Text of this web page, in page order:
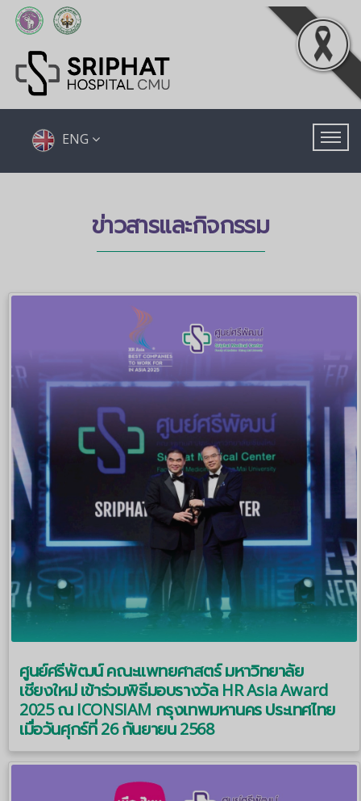
ENG
ข่าวสารและกิจกรรม
ศูนย์ศรีพัฒน์ คณะแพทยศาสตร์ มหาวิทยาลัย
เชียงใหม่ เข้าร่วมพิธีมอบรางวัล HR Asia Award
2025 ณ ICONSIAM กรุงเทพมหานคร ประเทศไทย
เมื่อวันศุกร์ที่ 26 กันยายน 2568